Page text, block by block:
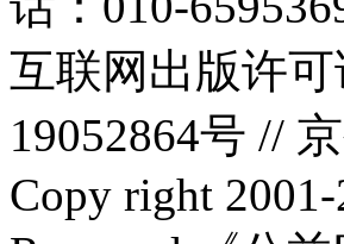
互联网出版许
19052864号 //
Copy right